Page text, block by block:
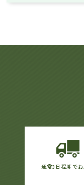
通常3日程度で